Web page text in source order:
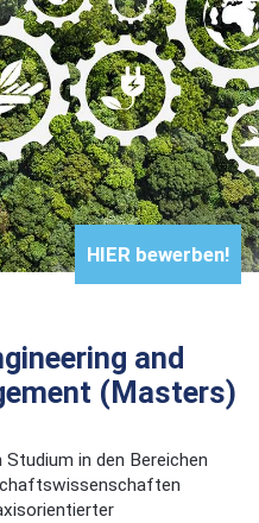
HIER bewerben!
and
(Masters)
in den Bereichen